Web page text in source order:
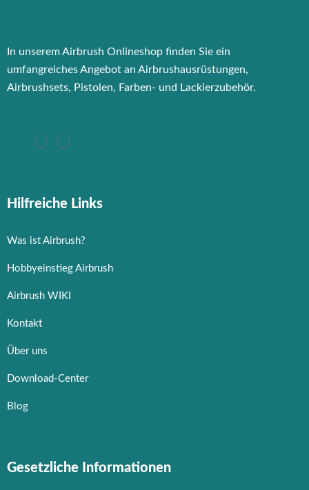
In unserem Airbrush Onlineshop finden Sie ein
umfangreiches Angebot an Airbrushausrüstungen,
Airbrushsets, Pistolen, Farben- und Lackierzubehör.
Hilfreiche Links
Was ist Airbrush?
Hobbyeinstieg Airbrush
Airbrush WIKI
Kontakt
Über uns
Download-Center
Blog
Gesetzliche Informationen